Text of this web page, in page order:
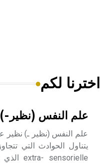
اخترنا لكم
علم النفس (نظير-)